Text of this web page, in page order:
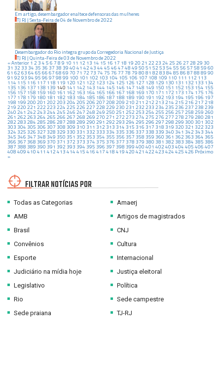
Em artigo, desembargador enaltece defensoras das mulheres
TJ RJ | Sexta-Feirade04 de Novembrode2022
Desembargador do Rio integra grupo da Corregedoria Nacional de Justiça
TJ RJ | Quinta-Feirade03 de Novembrode2022
« Anterior 1 2 3 4 5 6 7 8 9 10 11 12 13 14 15 16 17 18 19 20 21 22 23 24 25 26 27 28 29 30
31 32 33 34 35 36 37 38 39 40 41 42 43 44 45 46 47 48 49 50 51 52 53 54 55 56 57 58 59 60
61 62 63 64 65 66 67 68 69 70 71 72 73 74 75 76 77 78 79 80 81 82 83 84 85 86 87 88 89 90
91 92 93 94 95 96 97 98 99 100 101 102 103 104 105 106 107 108 109 110 111 112 113
114 115 116 117 118 119 120 121 122 123 124 125 126 127 128 129 130 131 132 133 134
135 136 137 138 139 140 141 142 143 144 145 146 147 148 149 150 151 152 153 154 155
156 157 158 159 160 161 162 163 164 165 166 167 168 169 170 171 172 173 174 175 176
177 178 179 180 181 182 183 184 185 186 187 188 189 190 191 192 193 194 195 196 197
198 199 200 201 202 203 204 205 206 207 208 209 210 211 212 213 214 215 216 217 218
219 220 221 222 223 224 225 226 227 228 229 230 231 232 233 234 235 236 237 238 239
240 241 242 243 244 245 246 247 248 249 250 251 252 253 254 255 256 257 258 259 260
261 262 263 264 265 266 267 268 269 270 271 272 273 274 275 276 277 278 279 280 281
282 283 284 285 286 287 288 289 290 291 292 293 294 295 296 297 298 299 300 301 302
303 304 305 306 307 308 309 310 311 312 313 314 315 316 317 318 319 320 321 322 323
324 325 326 327 328 329 330 331 332 333 334 335 336 337 338 339 340 341 342 343 344
345 346 347 348 349 350 351 352 353 354 355 356 357 358 359 360 361 362 363 364 365
366 367 368 369 370 371 372 373 374 375 376 377 378 379 380 381 382 383 384 385 386
387 388 389 390 391 392 393 394 395 396 397 398 399 400 401 402 403 404 405 406 407
408 409 410 411 412 413 414 415 416 417 418 419 420 421 422 423 424 425 426 Próximo
»
FILTRAR NOTÍCIAS POR
Todas as Categorias
AMB
Brasil
Convênios
Esporte
Judiciário na mídia hoje
Legislativo
Rio
Sede praiana
Amaerj
Artigos de magistrados
CNJ
Cultura
Internacional
Justiça eleitoral
Política
Sede campestre
TJ-RJ